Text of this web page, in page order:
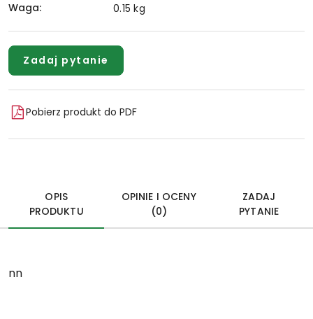
Waga: 0.15 kg
Zadaj pytanie
Pobierz produkt do PDF
OPIS
PRODUKTU
OPINIE I OCENY
(0)
ZADAJ
PYTANIE
nn